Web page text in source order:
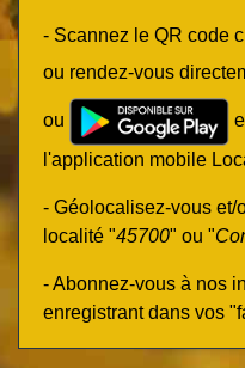
- Scannez le QR code
ou rendez-vous
ou
l'application mobile
- Géolocalisez-vous et/
localité "45700" ou "
- Abonnez-vous à nos
enregistrant dans vos